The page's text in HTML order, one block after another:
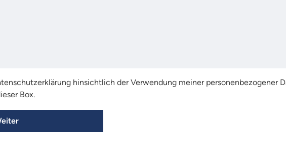
hinsichtlich der Verwendung meiner personenbezogener
Box.